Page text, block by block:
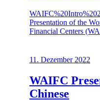
Presentation of the
Financial Centers
11. Dezember 2022
WAIFC
Chinese